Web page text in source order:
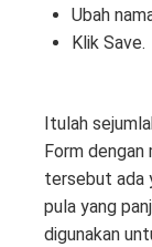
Ubah
Klik Save.
Itulah
Form dengan
tersebut ada
pula yang
digunakan